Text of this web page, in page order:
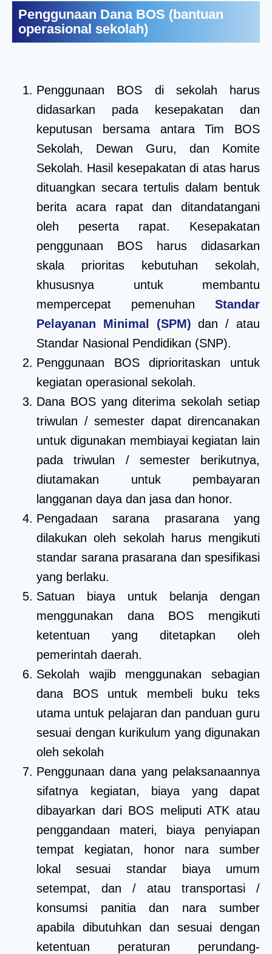
Penggunaan Dana BOS (bantuan
operasional sekolah)
Penggunaan BOS di sekolah harus
didasarkan pada kesepakatan dan
keputusan bersama antara Tim BOS
Sekolah, Dewan Guru, dan Komite
Sekolah. Hasil kesepakatan di atas harus
dituangkan secara tertulis dalam bentuk
berita acara rapat dan ditandatangani
oleh peserta rapat. Kesepakatan
penggunaan BOS harus didasarkan
skala prioritas kebutuhan sekolah,
khususnya untuk membantu
mempercepat pemenuhan Standar
Pelayanan Minimal (SPM) dan / atau
Standar Nasional Pendidikan (SNP).
Penggunaan BOS diprioritaskan untuk
kegiatan operasional sekolah.
Dana BOS yang diterima sekolah setiap
triwulan / semester dapat direncanakan
untuk digunakan membiayai kegiatan lain
pada triwulan / semester berikutnya,
diutamakan untuk pembayaran
langganan daya dan jasa dan honor.
Pengadaan sarana prasarana yang
dilakukan oleh sekolah harus mengikuti
standar sarana prasarana dan spesifikasi
yang berlaku.
Satuan biaya untuk belanja dengan
menggunakan dana BOS mengikuti
ketentuan yang ditetapkan oleh
pemerintah daerah.
Sekolah wajib menggunakan sebagian
dana BOS untuk membeli buku teks
utama untuk pelajaran dan panduan guru
sesuai dengan kurikulum yang digunakan
oleh sekolah
Penggunaan dana yang pelaksanaannya
sifatnya kegiatan, biaya yang dapat
dibayarkan dari BOS meliputi ATK atau
penggandaan materi, biaya penyiapan
tempat kegiatan, honor nara sumber
lokal sesuai standar biaya umum
setempat, dan / atau transportasi /
konsumsi panitia dan nara sumber
apabila dibutuhkan dan sesuai dengan
ketentuan peraturan perundang-